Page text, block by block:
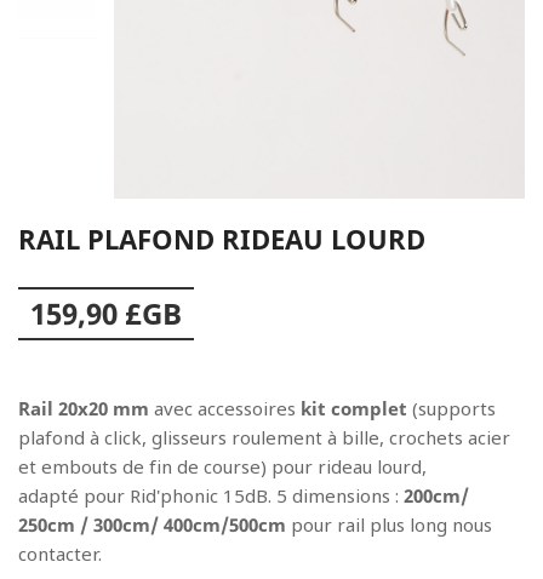
RAIL PLAFOND RIDEAU LOURD
159,90 £GB
Rail 20x20 mm avec accessoires kit complet (supports
plafond à click, glisseurs roulement à bille, crochets acier
et embouts de fin de course) pour rideau lourd,
adapté pour Rid'phonic 15dB. 5 dimensions : 200cm/
250cm / 300cm/ 400cm/500cm pour rail plus long nous
contacter.